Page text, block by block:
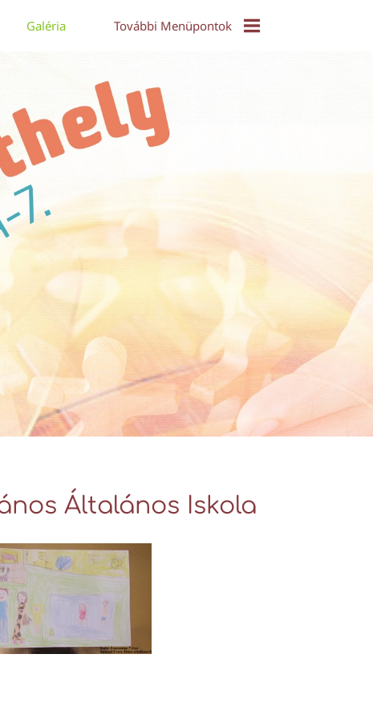
Galéria További Menüpontok
Közös Táncház - Video
Online Konferencia 2021
Alkotói Pályázat 2017
Díjazott Alkotások 2017
Videó Galéria
Általános Iskola